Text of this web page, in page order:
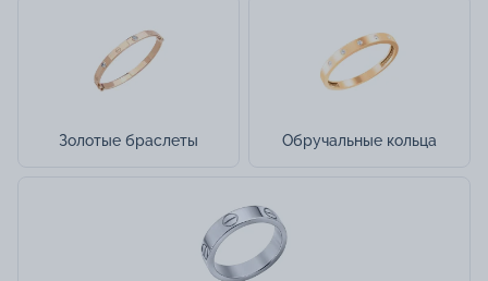
Золотые браслеты Обручальные кольца